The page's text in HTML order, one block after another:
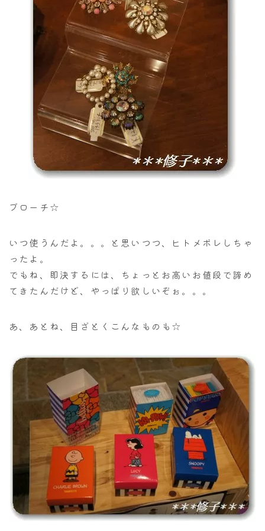
ブローチ☆
いつ使うんだよ。。。と思いつつ、ヒトメボレしちゃ
ったよ。
でもね、即決するには、ちょっとお高いお値段で諦め
てきたんだけど、やっぱり欲しいぞぉ。。。
あ、あとね、目ざとくこんなものも☆